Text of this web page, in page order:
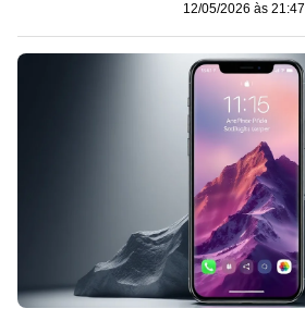
12/05/2026 às 21:47